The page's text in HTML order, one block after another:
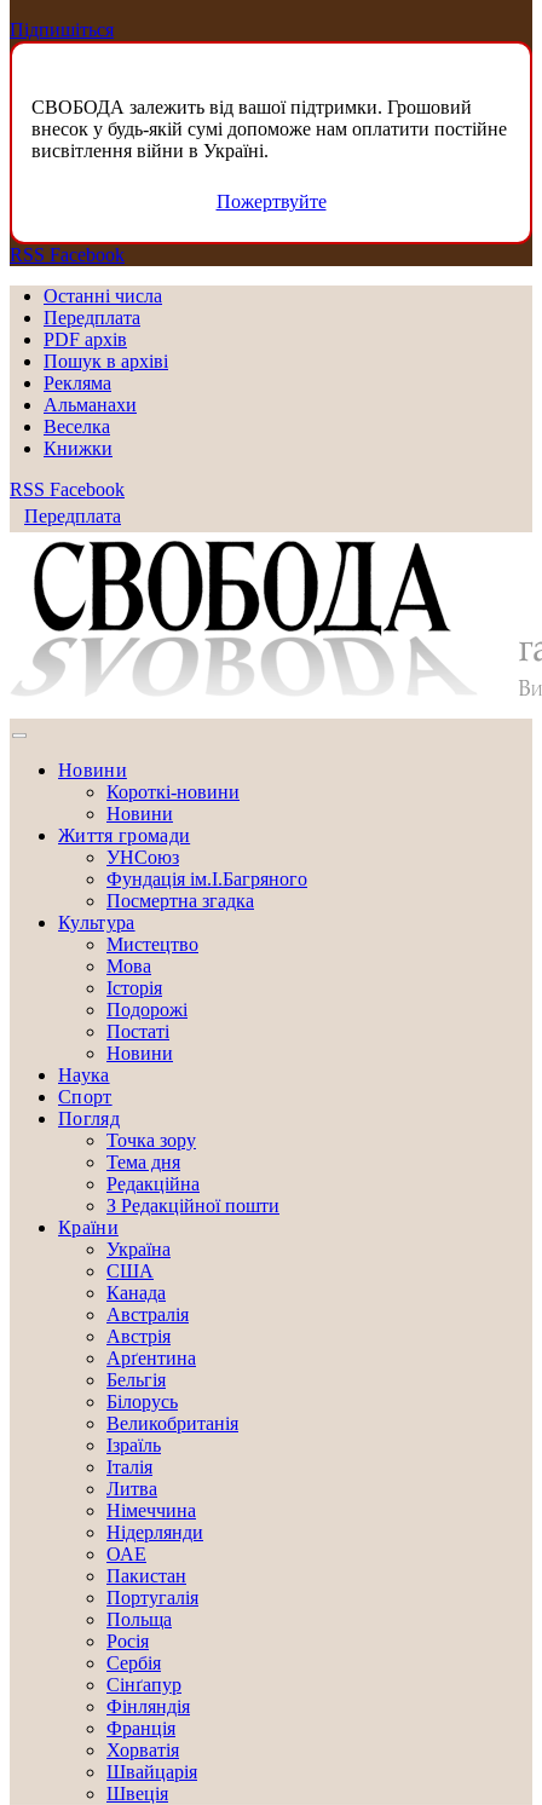
Підпишіться
СВОБОДА залежить від вашої підтримки. Грошовий
внесок у будь-якій сумі допоможе нам оплатити постійне
висвітлення війни в Україні.
Пожертвуйте
RSS Facebook
Останні числа
Передплата
PDF aрхів
Пошук в архіві
Рекляма
Альманахи
Веселка
Книжки
RSS Facebook
Передплата
Новини
Короткі-новини
Новини
Життя громади
УНСоюз
Фундація ім.І.Багряного
Посмертна згадка
Культура
Мистецтво
Мова
Історія
Подорожі
Постаті
Новини
Наука
Спорт
Погляд
Точка зору
Тема дня
Редакційна
З Редакційної пошти
Країни
Україна
США
Канада
Австралія
Австрія
Арґентина
Бельгія
Білорусь
Великобританія
Ізраїль
Італія
Литва
Німеччина
Нідерлянди
ОАЕ
Пакистан
Португалія
Польща
Росія
Сербія
Сінґапур
Фінляндія
Франція
Хорватія
Швайцарія
Швеція